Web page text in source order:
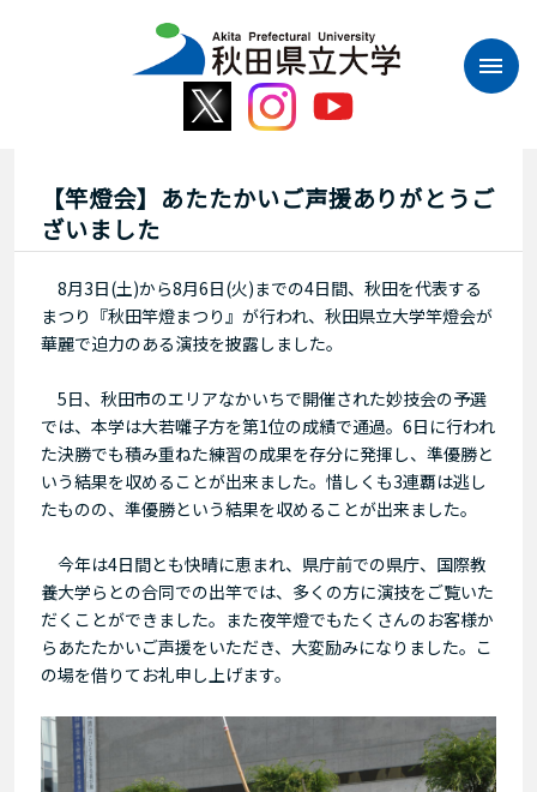
【竿燈会】あたたかいご声援ありがとうご
ざいました
8月3日(土)から8月6日(火)までの4日間、秋田を代表する
まつり『秋田竿燈まつり』が行われ、秋田県立大学竿燈会が
華麗で迫力のある演技を披露しました。
5日、秋田市のエリアなかいちで開催された妙技会の予選
では、本学は大若囃子方を第1位の成績で通過。6日に行われ
た決勝でも積み重ねた練習の成果を存分に発揮し、準優勝と
いう結果を収めることが出来ました。惜しくも3連覇は逃し
たものの、準優勝という結果を収めることが出来ました。
今年は4日間とも快晴に恵まれ、県庁前での県庁、国際教
養大学らとの合同での出竿では、多くの方に演技をご覧いた
だくことができました。また夜竿燈でもたくさんのお客様か
らあたたかいご声援をいただき、大変励みになりました。こ
の場を借りてお礼申し上げます。